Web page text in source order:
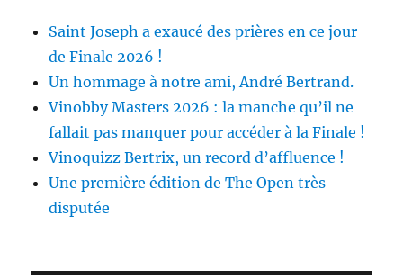
Saint Joseph a exaucé des prières en ce jour
de Finale 2026 !
Un hommage à notre ami, André Bertrand.
Vinobby Masters 2026 : la manche qu’il ne
fallait pas manquer pour accéder à la Finale !
Vinoquizz Bertrix, un record d’affluence !
Une première édition de The Open très
disputée